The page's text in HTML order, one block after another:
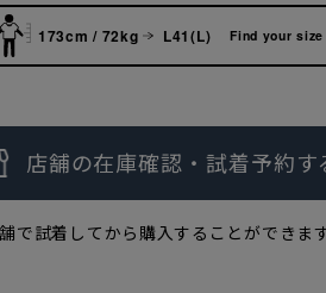
173cm / 72kg L41(L) Find your size
で試着してから購入することができま